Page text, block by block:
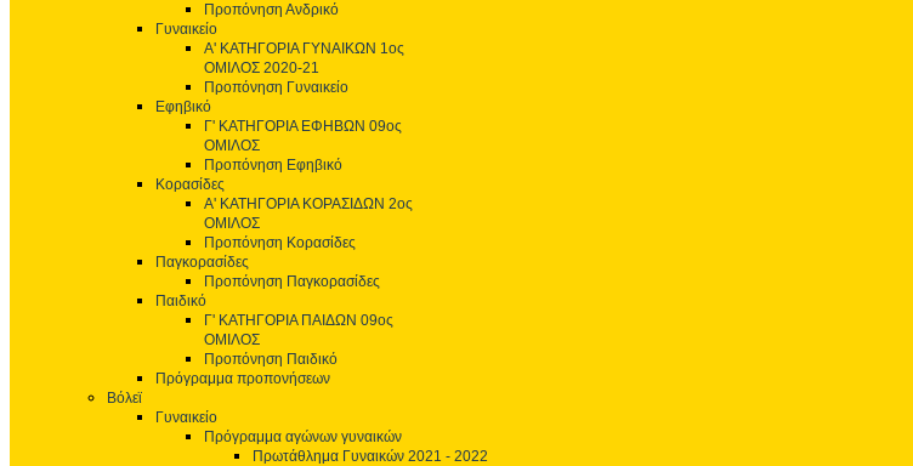
Προπόνηση Ανδρικό
Γυναικείο
Α' ΚΑΤΗΓΟΡΙΑ ΓΥΝΑΙΚΩΝ 1ος
ΟΜΙΛΟΣ 2020-21
Προπόνηση Γυναικείο
Εφηβικό
Γ' ΚΑΤΗΓΟΡΙΑ ΕΦΗΒΩΝ 09ος
ΟΜΙΛΟΣ
Προπόνηση Εφηβικό
Κορασίδες
Α' ΚΑΤΗΓΟΡΙΑ ΚΟΡΑΣΙΔΩΝ 2ος
ΟΜΙΛΟΣ
Προπόνηση Κορασίδες
Παγκορασίδες
Προπόνηση Παγκορασίδες
Παιδικό
Γ' ΚΑΤΗΓΟΡΙΑ ΠΑΙΔΩΝ 09ος
ΟΜΙΛΟΣ
Προπόνηση Παιδικό
Πρόγραμμα προπονήσεων
Βόλεϊ
Γυναικείο
Πρόγραμμα αγώνων γυναικών
Πρωτάθλημα Γυναικών 2021 - 2022